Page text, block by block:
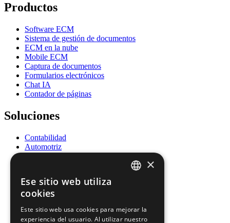
Productos
Software ECM
Sistema de gestión de documentos
ECM en la nube
Mobile ECM
Captura de documentos
Formularios electrónicos
Chat IA
Contador de páginas
Soluciones
Contabilidad
Automotriz
Salud
Recursos Humanos
Legal
Logística
SPANISH
×
Ese sitio web utiliza
cookies
Este sitio web usa cookies para mejorar la
experiencia del usuario. Al utilizar nuestro